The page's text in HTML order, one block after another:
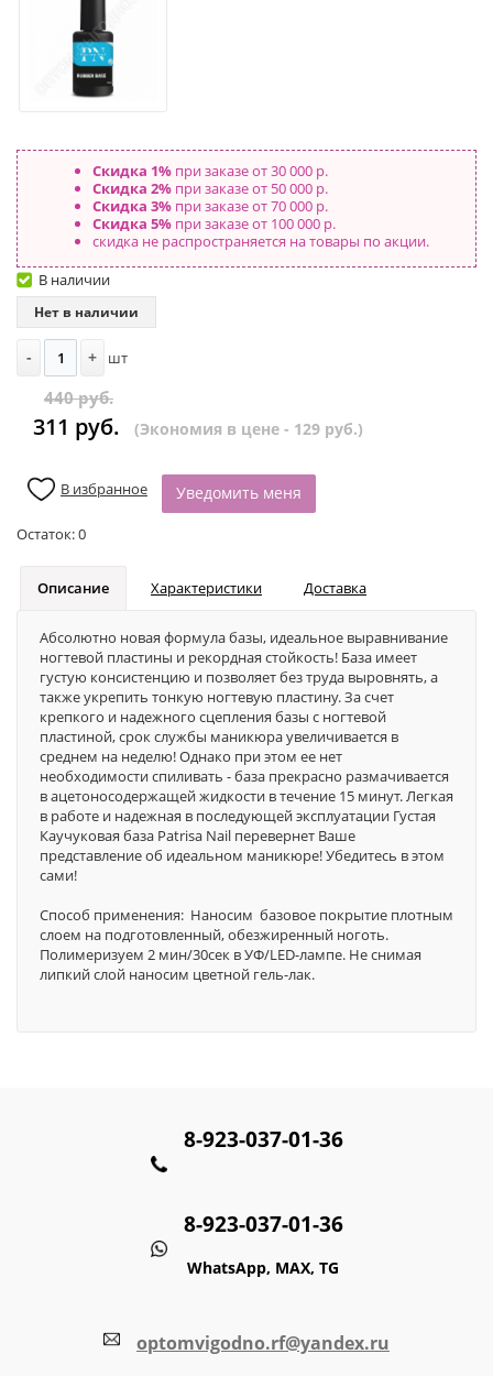
Скидка 1%при заказе от 30 000 р.
Скидка 2%при заказе от 50 000 р.
Скидка 3%при заказе от 70 000 р.
Скидка 5%при заказе от 100 000 р.
скидка не распространяется на товары по акции.
В наличии
Нет в наличии
- + шт
440 руб.
311 руб. (Экономия в цене - 129 руб.)
В избранное Уведомить меня
Остаток:0
Описание Характеристики Доставка
Абсолютно новая формула базы, идеальное выравнивание
ногтевой пластины и рекордная стойкость! База имеет
густую консистенцию и позволяет без труда выровнять, а
также укрепить тонкую ногтевую пластину. За счет
крепкого и надежного сцепления базы с ногтевой
пластиной, срок службы маникюра увеличивается в
среднем на неделю! Однако при этом ее нет
необходимости спиливать - база прекрасно размачивается
в ацетоносодержащей жидкости в течение 15 минут. Легкая
в работе и надежная в последующей эксплуатации Густая
Каучуковая база Patrisa Nail перевернет Ваше
представление об идеальном маникюре! Убедитесь в этом
сами!
Способ применения: Наносим базовое покрытие плотным
слоем на подготовленный, обезжиренный ноготь.
Полимеризуем 2 мин/30сек в УФ/LED-лампе. Не снимая
липкий слой наносим цветной гель-лак.
8-923-037-01-36
8-923-037-01-36
WhatsApp, MAX, TG
optomvigodno.rf@yandex.ru